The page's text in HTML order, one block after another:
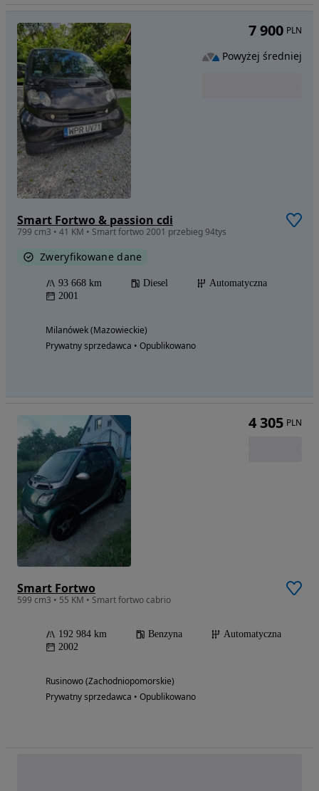
Smart Fortwo & passion cdi
799 cm3 • 41 KM • Smart fortwo 2001 przebieg 94tys
Zweryfikowane dane
93 668 km Diesel
Automatyczna
2001
Milanówek (Mazowieckie)
Prywatny sprzedawca • Opublikowano
7 900 PLN
Powyżej średniej
Smart Fortwo
599 cm3 • 55 KM • Smart fortwo cabrio
192 984 km Benzyna
Automatyczna
2002
Rusinowo (Zachodniopomorskie)
Prywatny sprzedawca • Opublikowano
4 305 PLN